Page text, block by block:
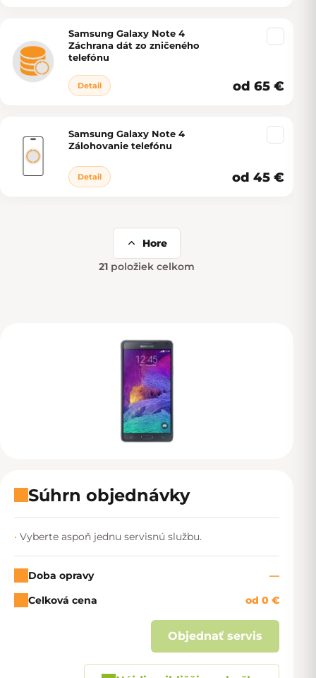
Samsung Galaxy Note 4
Záchrana dát zo zničeného
telefónu
Detail od 65 €
Samsung Galaxy Note 4
Zálohovanie telefónu
Detail od 45 €
Ovládacie prvky výpisu
21 položiek celkom
Hore
Súhrn objednávky
Vyberte aspoň jednu servisnú službu.
Doba opravy
—
Celková cena
od 0 €
Objednať servis